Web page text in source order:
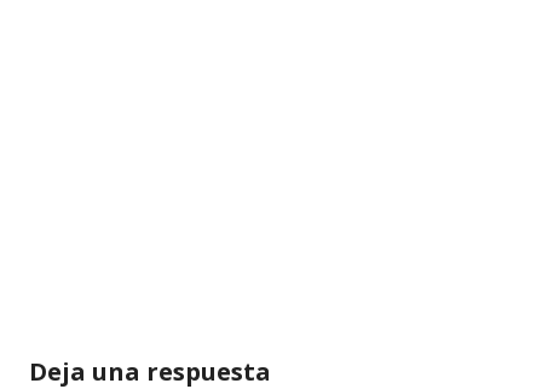
Deja una respuesta